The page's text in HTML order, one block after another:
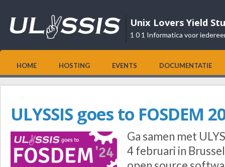
Unix Lovers Yield
1 0 1 Informatica voor
HOME HOSTING EVENTS DOCUMENTATIE
ULYSSIS goes to FOSDEM
Ga samen met
4 februari in